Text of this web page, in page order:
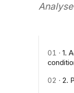
Analyse
1.
2.